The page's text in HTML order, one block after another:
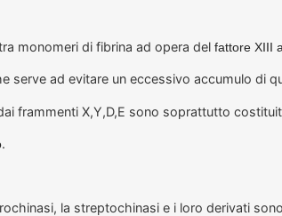
monomeri di fibrina ad opera del fattore XIII
ad evitare un eccessivo accumulo di
frammenti X,Y,D,E sono soprattutto
.
la streptochinasi e i loro derivati